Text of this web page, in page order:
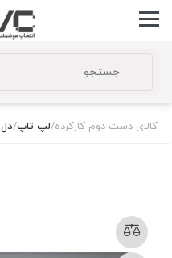
کالای دست دوم کارکرده/لپ تاپ/دل